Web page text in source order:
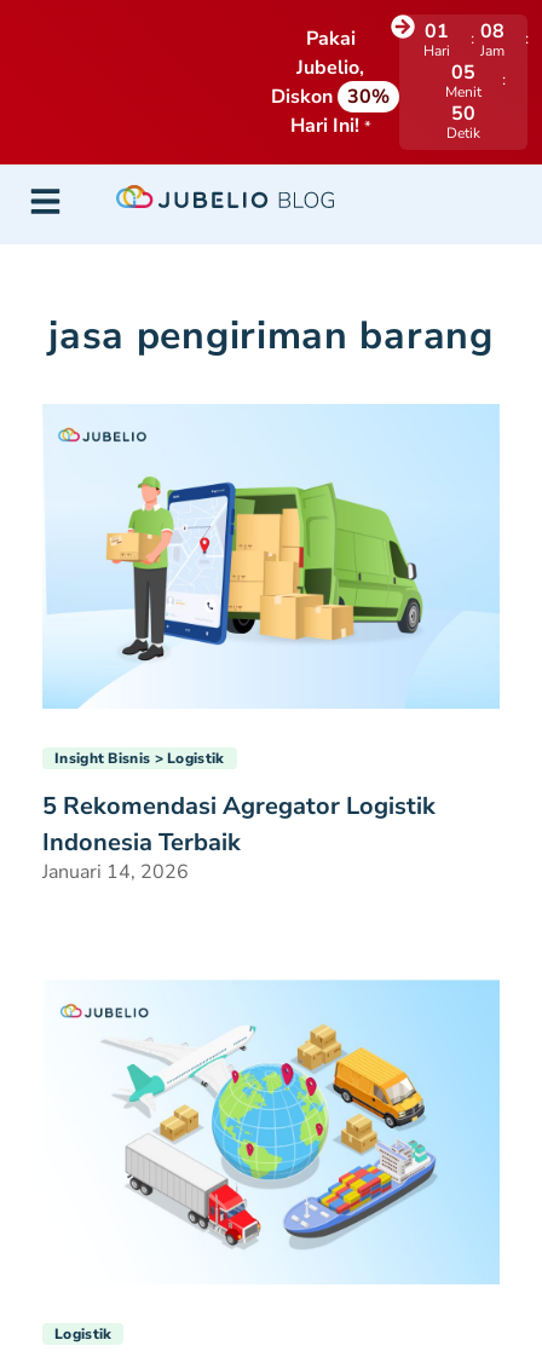
Pakai
Jubelio,
Diskon 30%
Hari Ini! *
01
Hari
08
Jam
05
Menit
49
Detik
jasa pengiriman barang
Insight Bisnis Logistik
5 Rekomendasi Agregator Logistik
Indonesia Terbaik
Januari 14, 2026
Logistik